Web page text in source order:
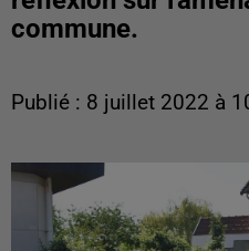
commune.
Publié : 8 juillet 2022 à